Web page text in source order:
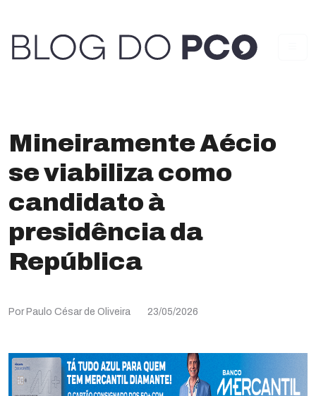
Mineiramente Aécio
se viabiliza como
candidato à
presidência da
República
Por Paulo César de Oliveira 23/05/2026